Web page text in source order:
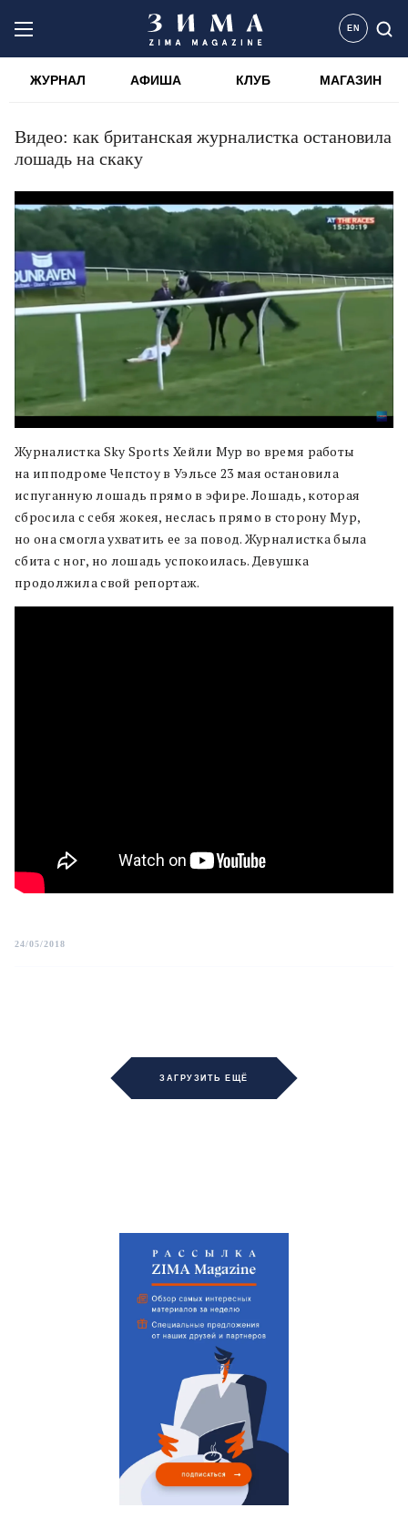
EN
ЖУРНАЛ АФИША КЛУБ МАГАЗИН
Видео: как британская журналистка остановила
лошадь на скаку
Журналистка Sky Sports Хейли Мур во время работы
на ипподроме Чепстоу в Уэльсе 23 мая остановила
испуганную лошадь прямо в эфире. Лошадь, которая
сбросила с себя жокея, неслась прямо в сторону Мур,
но она смогла ухватить ее за повод. Журналистка была
сбита с ног, но лошадь успокоилась. Девушка
продолжила свой репортаж.
24/05/2018
ЗАГРУЗИТЬ ЕЩЁ